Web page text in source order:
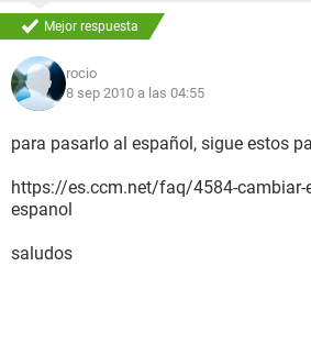
Mejor respuesta
rocio
8 sep 2010 a las 04:55
para pasarlo al español, sigue estos
https://es.ccm.net/faq/4584-cambiar-
espanol
saludos